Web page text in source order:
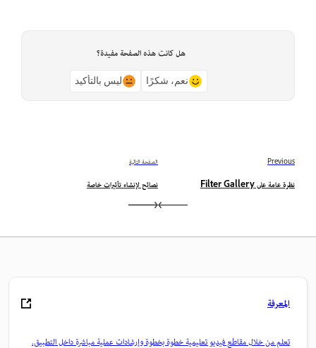
هل كانت هذه الصفحة مفيدة؟
نعم، شكرًا ليس بالتأكيد
Previous
نظرة عامة على Filter Gallery
الصفحة التالية
نصائح لإنشاء تأثيرات خاصة
المعرفة
تعلم من خلال مقاطع فيديو تعليمية خطوة بخطوة وإرشادات عملية مباشرة داخل التطبيق.